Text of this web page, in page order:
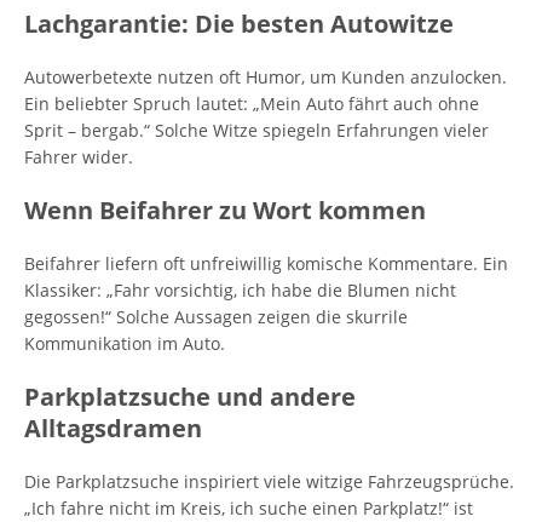
Lachgarantie: Die besten Autowitze
Autowerbetexte nutzen oft Humor, um Kunden anzulocken.
Ein beliebter Spruch lautet: „Mein Auto fährt auch ohne
Sprit – bergab.“ Solche Witze spiegeln Erfahrungen vieler
Fahrer wider.
Wenn Beifahrer zu Wort kommen
Beifahrer liefern oft unfreiwillig komische Kommentare. Ein
Klassiker: „Fahr vorsichtig, ich habe die Blumen nicht
gegossen!“ Solche Aussagen zeigen die skurrile
Kommunikation im Auto.
Parkplatzsuche und andere
Alltagsdramen
Die Parkplatzsuche inspiriert viele witzige Fahrzeugsprüche.
„Ich fahre nicht im Kreis, ich suche einen Parkplatz!“ ist